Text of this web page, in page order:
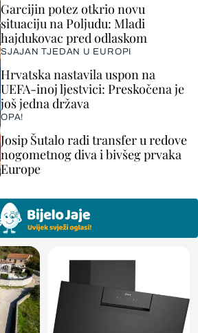
Garcijin potez otkrio novu
situaciju na Poljudu: Mladi
hajdukovac pred odlaskom
SJAJAN TJEDAN U EUROPI
Hrvatska nastavila uspon na
UEFA-inoj ljestvici: Preskočena je
još jedna država
OPA!
Josip Šutalo radi transfer u redove
nogometnog diva i bivšeg prvaka
Europe